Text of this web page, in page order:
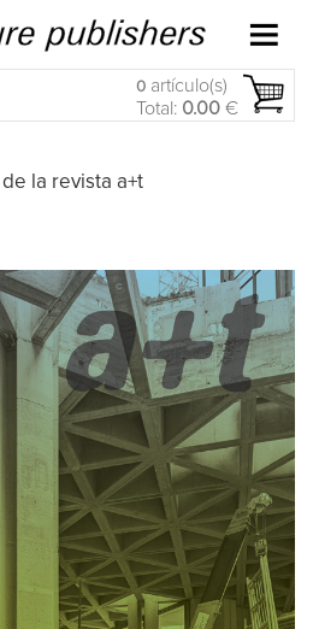
0 artículo(s)
Total: 0.00 €
la revista a+t